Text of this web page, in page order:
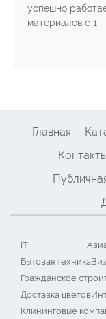
успешно
материалов с 1
Главная
Контакты
IT
Бытовая техника
Гражданское
Доставка цветов
Клининговые